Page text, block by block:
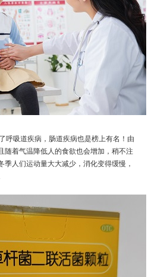
呼吸道疾病，肠道疾病也是榜上有名！由
随着气温降低人的食欲也会增加，稍不注
人们运动量大大减少，消化变得缓慢，